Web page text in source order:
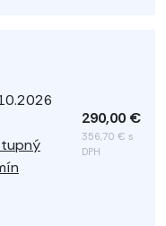
290,00 €
356,70 € s
DPH